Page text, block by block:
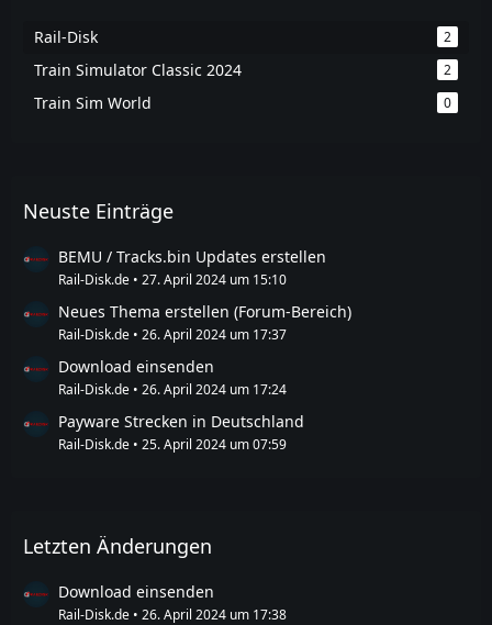
Rail-Disk 2
Train Simulator Classic 2024 2
Train Sim World 0
Neuste Einträge
BEMU / Tracks.bin Updates erstellen
Rail-Disk.de 27. April 2024 um 15:10
Neues Thema erstellen (Forum-Bereich)
Rail-Disk.de 26. April 2024 um 17:37
Download einsenden
Rail-Disk.de 26. April 2024 um 17:24
Payware Strecken in Deutschland
Rail-Disk.de 25. April 2024 um 07:59
Letzten Änderungen
Download einsenden
Rail-Disk.de 26. April 2024 um 17:38